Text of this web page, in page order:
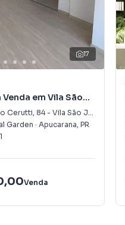
17
em Vila São
Cerutti, 84- Vila São José
Garden · Apucarana, PR
Venda